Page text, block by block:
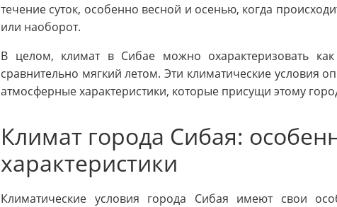
течение суток, особенно весной и осенью, когда
или наоборот.
В целом, климат в Сибае можно охарактеризовать
сравнительно мягкий летом. Эти климатические условия
атмосферные характеристики, которые присущи этому
Климат города Сибая:
характеристики
Климатические условия города Сибая имеют свои